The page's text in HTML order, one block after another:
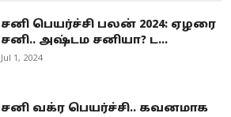
சனி பெயர்ச்சி பலன் 2024: ஏழரை
சனி.. அஷ்டம சனியா? ட...
Jul 1, 2024
சனி வக்ர பெயர்ச்சி.. கவனமாக